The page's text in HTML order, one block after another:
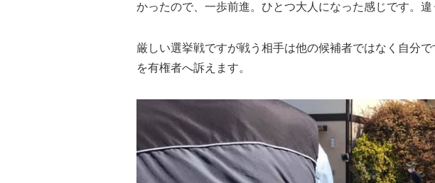
かったので、一歩前進。ひとつ大人になった感じです。違
厳しい選挙戦ですが戦う相手は他の候補者ではなく自分
を有権者へ訴えます。